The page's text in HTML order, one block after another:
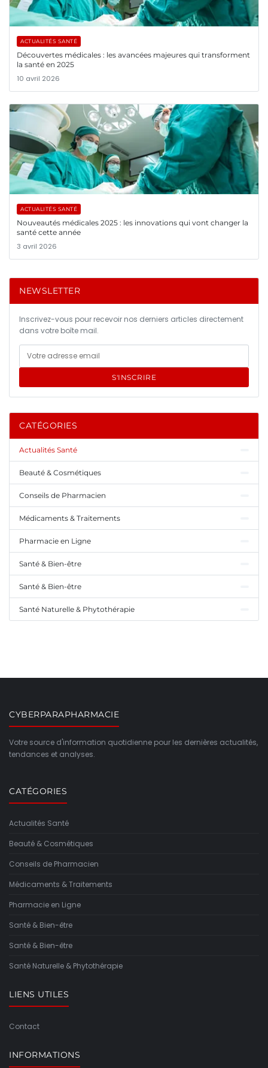
ACTUALITÉS SANTÉ
Découvertes médicales : les avancées majeures qui transforment
la santé en 2025
10 avril 2026
ACTUALITÉS SANTÉ
Nouveautés médicales 2025 : les innovations qui vont changer la
santé cette année
3 avril 2026
NEWSLETTER
Inscrivez-vous pour recevoir nos derniers articles directement
dans votre boîte mail.
S'INSCRIRE
CATÉGORIES
Actualités Santé
Beauté & Cosmétiques
Conseils de Pharmacien
Médicaments & Traitements
Pharmacie en Ligne
Santé & Bien-être
Santé & Bien-être
Santé Naturelle & Phytothérapie
CYBERPARAPHARMACIE
Votre source d'information quotidienne pour les dernières actualités,
tendances et analyses.
CATÉGORIES
Actualités Santé
Beauté & Cosmétiques
Conseils de Pharmacien
Médicaments & Traitements
Pharmacie en Ligne
Santé & Bien-être
Santé & Bien-être
Santé Naturelle & Phytothérapie
LIENS UTILES
Contact
INFORMATIONS